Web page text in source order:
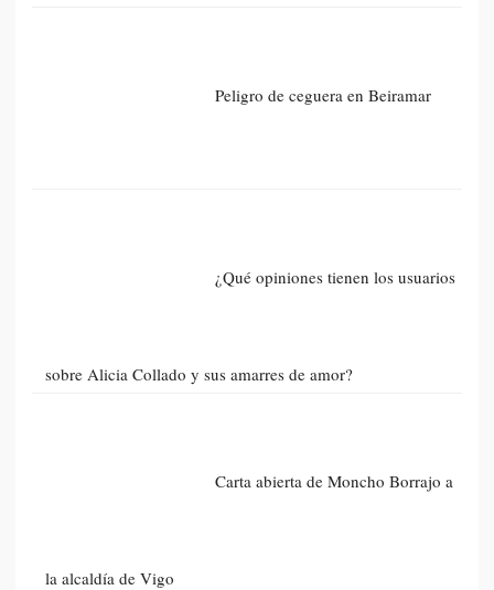
Peligro de ceguera en Beiramar
¿Qué opiniones tienen los usuarios
sobre Alicia Collado y sus amarres de amor?
Carta abierta de Moncho Borrajo a
la alcaldía de Vigo